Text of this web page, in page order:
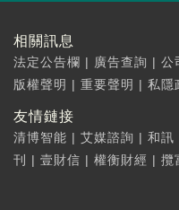
相關訊息
法定公告欄 | 廣告查詢 | 公
版權聲明 | 重要聲明 | 私隱
友情鏈接
清博智能 | 艾媒諮詢 | 和訊
刊
| 壹財信 | 權衡財經 | 攬